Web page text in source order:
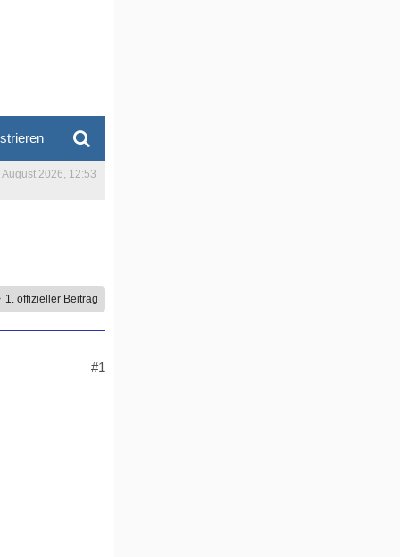
August 2026, 12:53
1. offizieller Beitrag
#1